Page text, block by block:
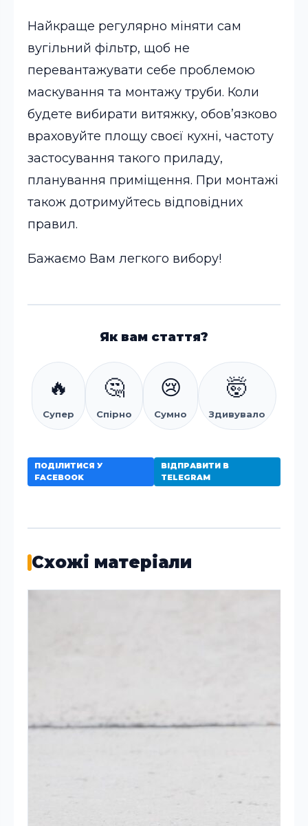
Найкраще регулярно міняти сам
вугільний фільтр, щоб не
перевантажувати себе проблемою
маскування та монтажу труби. Коли
будете вибирати витяжку, обов’язково
враховуйте площу своєї кухні, частоту
застосування такого приладу,
планування приміщення. При монтажі
також дотримуйтесь відповідних
правил.
Бажаємо Вам легкого вибору!
Як вам стаття?
🔥
Супер
🤔
Спірно
😢
Сумно
🤯
Здивувало
ПОДІЛИТИСЯ У
FACEBOOK
ВІДПРАВИТИ В
TELEGRAM
Схожі матеріали